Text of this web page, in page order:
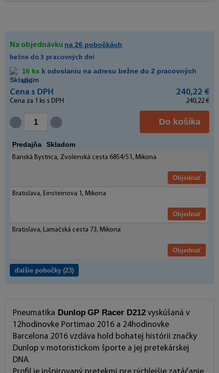
Na objednávku na 26 pobočkách
bežne do 3 pracovných dní
16 ks k odoslaniu na adresu bežne do 2 pracovných
dní
Cena s DPH 240,22 €
Cena za 1 ks s DPH 240,22 €
Do košíka
Predajňa Skladom
Banská Bystrica, Zvolenská cesta 6854/51, Mikona
Objednať
Bratislava, Einsteinova 1, Mikona
Objednať
Bratislava, Lamačská cesta 73, Mikona
Objednať
ďalšie pobočky (23)
Pneumatika Dunlop GP Racer D212 vyskúšaná v
12hodinovke Portimao 2016 a 24hodinovke
Barcelona 2016 vzdáva hold bohatej histórii značky
Dunlop v motoristickom športe a jej pretekárskej
DNA.